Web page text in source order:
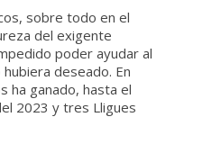
sobre todo en el
del exigente
poder ayudar al
deseado. En
ha ganado, hasta el
2023 y tres Lligues